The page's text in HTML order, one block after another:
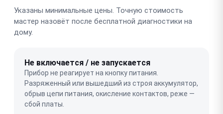
Указаны минимальные цены. Точную стоимость
мастер назовёт после бесплатной диагностики на
дому.
Не включается / не запускается
Прибор не реагирует на кнопку питания.
Разряженный или вышедший из строя аккумулятор,
обрыв цепи питания, окисление контактов, реже —
сбой платы.